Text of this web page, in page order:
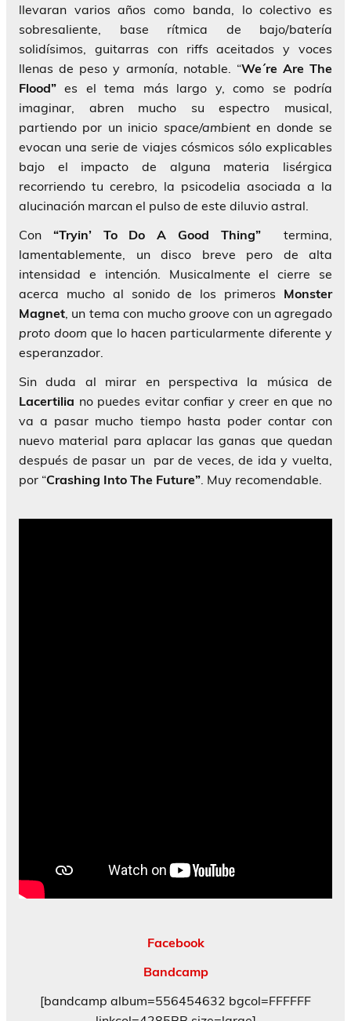
llevaran varios años como banda, lo colectivo es
sobresaliente, base rítmica de bajo/batería
solidísimos, guitarras con riffs aceitados y voces
llenas de peso y armonía, notable. “We´re Are The
Flood” es el tema más largo y, como se podría
imaginar, abren mucho su espectro musical,
partiendo por un inicio space/ambienten donde se
evocan una serie de viajes cósmicos sólo explicables
bajo el impacto de alguna materia lisérgica
recorriendo tu cerebro, la psicodelia asociada a la
alucinación marcan el pulso de este diluvio astral.
Con “Tryin’ To Do A Good Thing”termina,
lamentablemente, un disco breve pero de alta
intensidad e intención. Musicalmente el cierre se
acerca mucho al sonido de los primeros Monster
Magnet , un tema con mucho groove con un agregado
proto doom que lo hacen particularmente diferente y
esperanzador.
Sin duda al mirar en perspectiva la música de
Lacertilia no puedes evitar confiar y creer en que no
va a pasar mucho tiempo hasta poder contar con
nuevo material para aplacar las ganas que quedan
después de pasar un par de veces, de ida y vuelta,
por “Crashing Into The Future” . Muy recomendable.
Facebook
Bandcamp
[bandcamp album=556454632 bgcol=FFFFFF